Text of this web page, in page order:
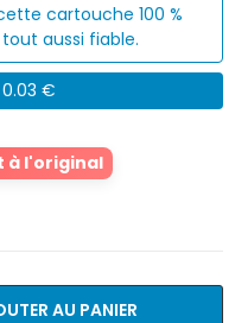
cartouche 100 %
aussi fiable.
€
à l'original
AU PANIER